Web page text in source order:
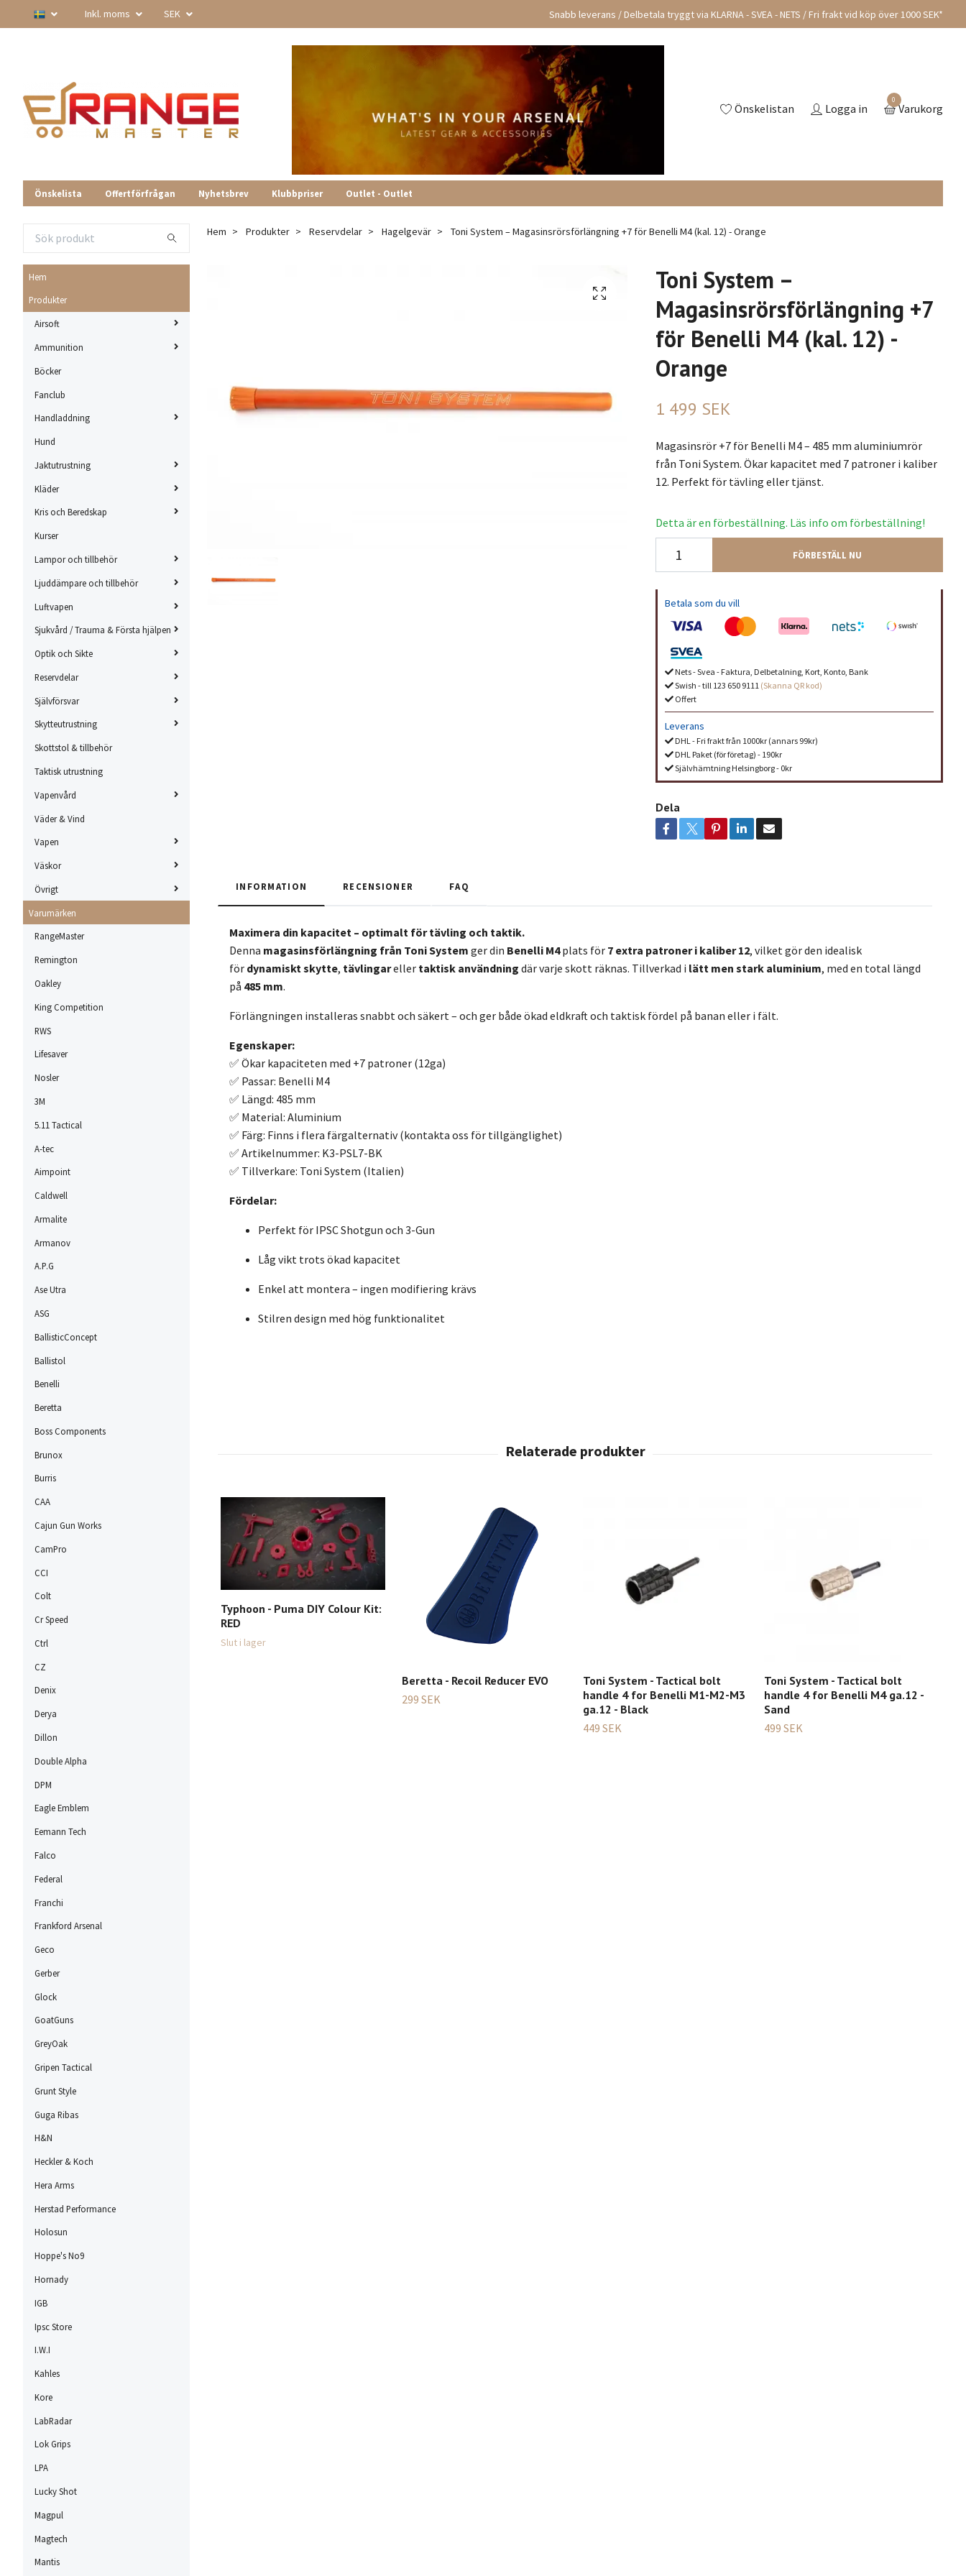
Inkl. moms SEK Snabb leverans / Delbetala tryggt via KLARNA - SVEA - NETS / Fri frakt vid köp över 1000 SEK*
Önskelistan Logga in
0
Varukorg
Önskelista Offertförfrågan Nyhetsbrev Klubbpriser Outlet - Outlet
Hem
Produkter
Airsoft
Ammunition
Böcker
Fanclub
Handladdning
Hund
Jaktutrustning
Kläder
Kris och Beredskap
Kurser
Lampor och tillbehör
Ljuddämpare och tillbehör
Luftvapen
Sjukvård / Trauma & Första hjälpen
Optik och Sikte
Reservdelar
Självförsvar
Skytteutrustning
Skottstol & tillbehör
Taktisk utrustning
Vapenvård
Väder & Vind
Vapen
Väskor
Övrigt
Varumärken
RangeMaster
Remington
Oakley
King Competition
RWS
Lifesaver
Nosler
3M
5.11 Tactical
A-tec
Aimpoint
Caldwell
Armalite
Armanov
A.P.G
Ase Utra
ASG
BallisticConcept
Ballistol
Benelli
Beretta
Boss Components
Brunox
Burris
CAA
Cajun Gun Works
CamPro
CCI
Colt
Cr Speed
Ctrl
CZ
Denix
Derya
Dillon
Double Alpha
DPM
Eagle Emblem
Eemann Tech
Falco
Federal
Franchi
Frankford Arsenal
Geco
Gerber
Glock
GoatGuns
GreyOak
Gripen Tactical
Grunt Style
Guga Ribas
H&N
Heckler & Koch
Hera Arms
Herstad Performance
Holosun
Hoppe's No9
Hornady
IGB
Ipsc Store
I.W.I
Kahles
Kore
LabRadar
Lok Grips
LPA
Lucky Shot
Magpul
Magtech
Mantis
Hem Produkter Reservdelar Hagelgevär Toni System – Magasinsrörsförlängning +7 för Benelli M4 (kal. 12) - Orange
Toni System –
Magasinsrörsförlängning +7
för Benelli M4 (kal. 12) -
Orange
1 499 SEK
Magasinsrör +7 för Benelli M4 – 485 mm aluminiumrör
från Toni System. Ökar kapacitet med 7 patroner i kaliber
12. Perfekt för tävling eller tjänst.
Detta är en förbeställning. Läs info om förbeställning!
FÖRBESTÄLL NU
Betala som du vill
Nets - Svea - Faktura, Delbetalning, Kort, Konto, Bank
Swish - till 123 650 9111 (Skanna QR kod)
Offert
Leverans
DHL - Fri frakt från 1000kr (annars 99kr)
DHL Paket (för företag) - 190kr
Självhämtning Helsingborg - 0kr
Dela
INFORMATION RECENSIONER FAQ
Maximera din kapacitet – optimalt för tävling och taktik.
Denna magasinsförlängning från Toni System ger din Benelli M4 plats för 7 extra patroner i kaliber 12, vilket gör den idealisk
för dynamiskt skytte, tävlingareller taktisk användning där varje skott räknas. Tillverkad i lätt men stark aluminium, med en total längd
på 485 mm.
Förlängningen installeras snabbt och säkert – och ger både ökad eldkraft och taktisk fördel på banan eller i fält.
Egenskaper:
✅ Ökar kapaciteten med +7 patroner (12ga)
✅ Passar: Benelli M4
✅ Längd: 485 mm
✅ Material: Aluminium
✅ Färg: Finns i flera färgalternativ (kontakta oss för tillgänglighet)
✅ Artikelnummer: K3-PSL7-BK
✅ Tillverkare: Toni System (Italien)
Fördelar:
Perfekt för IPSC Shotgun och 3-Gun
Låg vikt trots ökad kapacitet
Enkel att montera – ingen modifiering krävs
Stilren design med hög funktionalitet
Typhoon - Puma DIY Colour Kit:
RED
Slut i lager
Beretta - Recoil Reducer EVO
299 SEK
Toni System - Tactical bolt
handle 4 for Benelli M1-M2-M3
ga.12 - Black
449 SEK
Toni System - Tactical bolt
handle 4 for Benelli M4 ga.12 -
Sand
499 SEK